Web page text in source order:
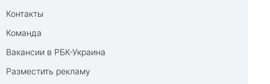
Контакты
Команда
Вакансии в РБК-Украина
Разместить рекламу